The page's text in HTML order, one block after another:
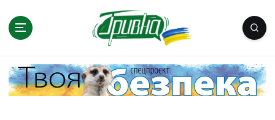
Миколаїв, Одеса, Мелітополь